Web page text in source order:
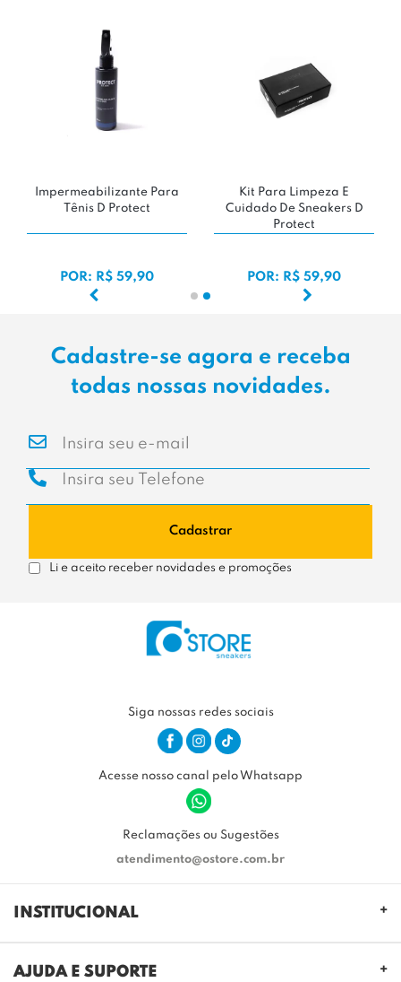
Impermeabilizante Para
Tênis D Protect
POR: R$ 59,90
Kit Para Limpeza E
Cuidado De Sneakers D
Protect
POR: R$ 59,90
Cadastre-se agora e receba
todas nossas novidades.
Cadastrar
Li e aceito receber novidades e promoções
Siga nossas redes sociais
Acesse nosso canal pelo Whatsapp
Reclamações ou Sugestões
atendimento@ostore.com.br
INSTITUCIONAL
AJUDA E SUPORTE